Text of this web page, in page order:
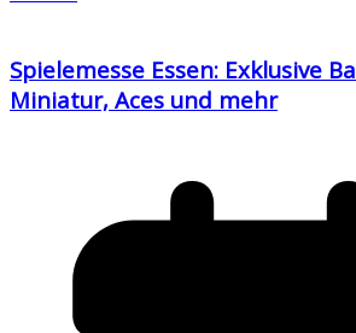
Spielemesse Essen: Exklusive
Miniatur, Aces und mehr